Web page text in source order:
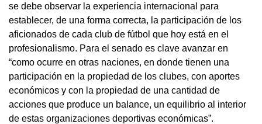
se debe observar la experiencia internacional para
establecer, de una forma correcta, la participación de los
aficionados de cada club de fútbol que hoy está en el
profesionalismo. Para el senado es clave avanzar en
“como ocurre en otras naciones, en donde tienen una
participación en la propiedad de los clubes, con aportes
económicos y con la propiedad de una cantidad de
acciones que produce un balance, un equilibrio al interior
de estas organizaciones deportivas económicas”.